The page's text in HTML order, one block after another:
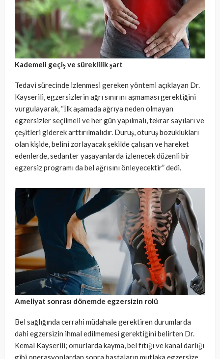
Kademeli geçiş ve süreklilik şart
Tedavi sürecinde izlenmesi gereken yöntemi açıklayan Dr.
Kayserili, egzersizlerin ağrı sınırını aşmaması gerektiğini
vurgulayarak, “İlk aşamada ağrıya neden olmayan
egzersizler seçilmeli ve her gün yapılmalı, tekrar sayıları ve
çeşitleri giderek arttırılmalıdır. Duruş, oturuş bozuklukları
olan kişide, belini zorlayacak şekilde çalışan ve hareket
edenlerde, sedanter yaşayanlarda izlenecek düzenli bir
egzersiz programı da bel ağrısını önleyecektir” dedi.
Ameliyat sonrası dönemde egzersizin rolü
Bel sağlığında cerrahi müdahale gerektiren durumlarda
dahi egzersizin ihmal edilmemesi gerektiğini belirten Dr.
Kemal Kayserili; omurlarda kayma, bel fıtığı ve kanal darlığı
gibi operasyonlardan sonra hastaların mutlaka egzersize